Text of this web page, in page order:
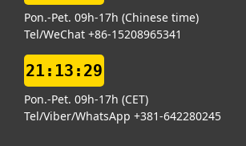
Pon.-Pet. 09h-17h (Chinese time)
Tel/WeChat +86-15208965341
21:13:30
Pon.-Pet. 09h-17h (CET)
Tel/Viber/WhatsApp +381-642280245